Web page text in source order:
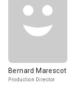
Bernard Marescot
Production Director